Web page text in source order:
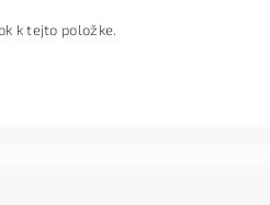
k tejto položke.